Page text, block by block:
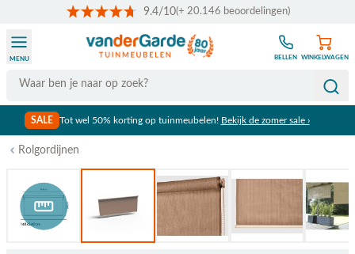
9.4/10(+ 20.146 beoordelingen)
Search
MENU BELLEN WINKELWAGEN
SALE Tot wel 50% korting op tuinmeubelen! Bekijk de zomer sale ›
Rolgordijnen